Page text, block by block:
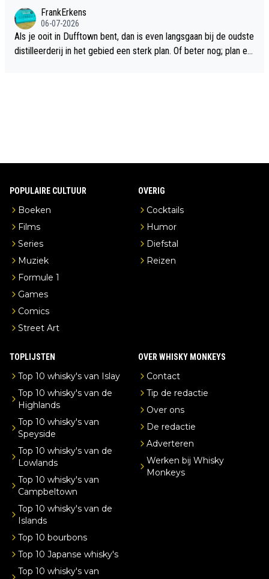
FrankErkens
06-07-2026
Als je ooit in Dufftown bent, dan is even langsgaan bij de oudste
distilleerderij in het gebied een sterk plan. Of beter nog; plan ee
POPULAIRE CULTUUR
Boeken
Films
Series
Muziek
Formule 1
Games
Comics
Street Art
OVERIG
Cocktails
Humor
Diefstal
Reizen
TOPLIJSTEN
Top 10 whisky's van Islay
Top 10 whisky's van de
Highlands
Top 10 whisky's van
Speyside
Top 10 whisky's van de
Lowlands
Top 10 whisky's van
Campbeltown
Top 10 whisky's van de
Islands
Top 10 bourbons
Top 10 Japanse whisky's
Top 10 whisky's van
OVER WHISKY MONKEYS
Contact
Tip de redactie
Over ons
De redactie
Adverteren
Werken bij Whisky
Monkeys